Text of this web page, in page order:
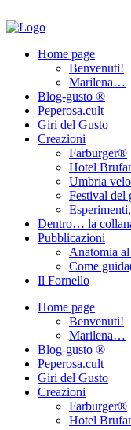
Home page
Benvenuti!
Marilena…
Blog-gusto ®
Peperosa.cult
Giri del Gusto
Creazioni
Farburger®
Hotel
Umbria
Festival del
Dentro… la
Pubblicazioni
Anatomia
Come
Il Fornello
Home page
Benvenuti!
Marilena…
Blog-gusto ®
Peperosa.cult
Giri del Gusto
Creazioni
Farburger®
Hotel